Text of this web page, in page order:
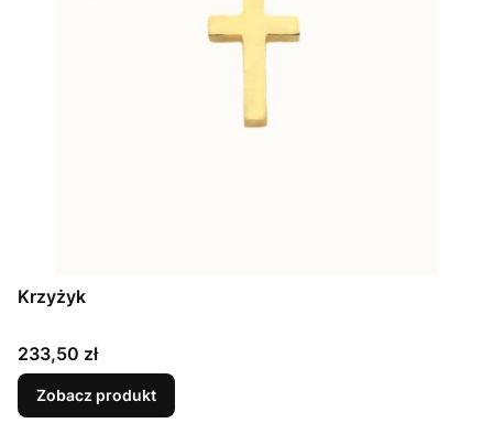
Krzyżyk
Cena
233,50 zł
Zobacz produkt